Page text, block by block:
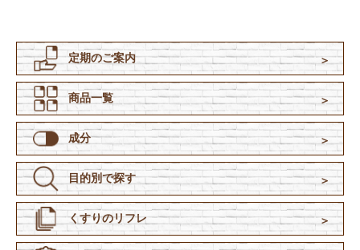
定期のご案内
商品一覧
成分
目的別で探す
くすりのリフレ